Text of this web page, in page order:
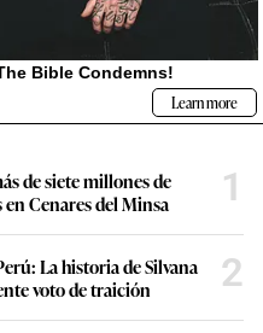
de siete millones de
Cenares del Minsa
1
La historia de Silvana
voto de traición
2